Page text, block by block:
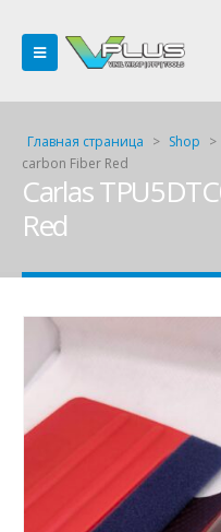
Главная страница > Shop >
carbon Fiber Red
Carlas
Red